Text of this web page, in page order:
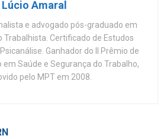
Lúcio Amaral
e advogado pós-graduado em
Trabalhista. Certificado de Estudos
Ganhador do II Prêmio de
em Saúde e Segurança do Trabalho,
pelo MPT em 2008.